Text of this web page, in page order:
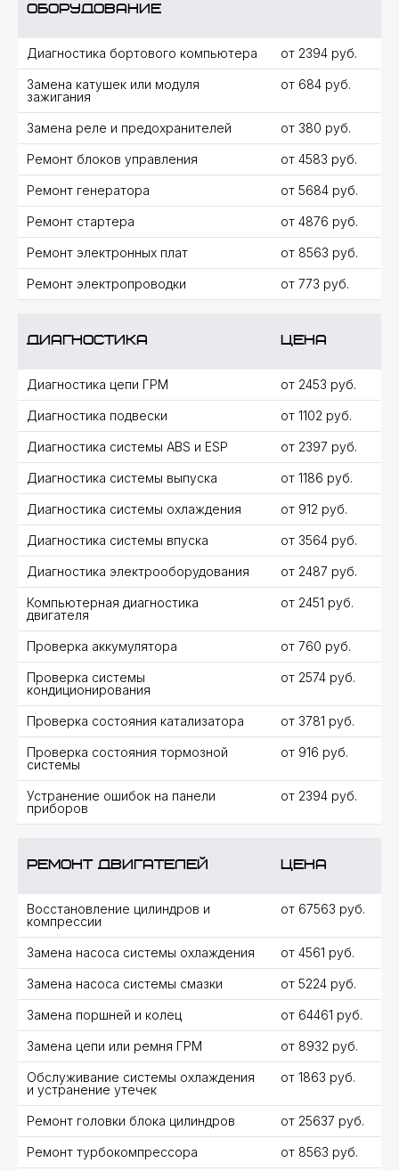
оборудование
Диагностика бортового компьютера от 2394 руб.
Замена катушек или модуля
зажигания
от 684 руб.
Замена реле и предохранителей от 380 руб.
Ремонт блоков управления от 4583 руб.
Ремонт генератора от 5684 руб.
Ремонт стартера от 4876 руб.
Ремонт электронных плат от 8563 руб.
Ремонт электропроводки от 773 руб.
Диагностика цена
Диагностика цепи ГРМ от 2453 руб.
Диагностика подвески от 1102 руб.
Диагностика системы ABS и ESP от 2397 руб.
Диагностика системы выпуска от 1186 руб.
Диагностика системы охлаждения от 912 руб.
Диагностика системы впуска от 3564 руб.
Диагностика электрооборудования от 2487 руб.
Компьютерная диагностика
двигателя
от 2451 руб.
Проверка аккумулятора от 760 руб.
Проверка системы
кондиционирования
от 2574 руб.
Проверка состояния катализатора от 3781 руб.
Проверка состояния тормозной
системы
от 916 руб.
Устранение ошибок на панели
приборов
от 2394 руб.
Ремонт двигателей цена
Восстановление цилиндров и
компрессии
от 67563 руб.
Замена насоса системы охлаждения от 4561 руб.
Замена насоса системы смазки от 5224 руб.
Замена поршней и колец от 64461 руб.
Замена цепи или ремня ГРМ от 8932 руб.
Обслуживание системы охлаждения
и устранение утечек
от 1863 руб.
Ремонт головки блока цилиндров от 25637 руб.
Ремонт турбокомпрессора от 8563 руб.